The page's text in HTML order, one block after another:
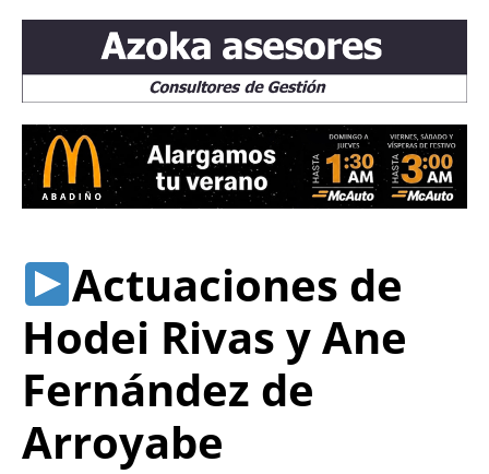
Actuaciones de
Hodei Rivas y Ane
Fernández de
Arroyabe